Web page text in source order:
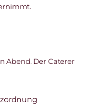
Abend. Der Caterer